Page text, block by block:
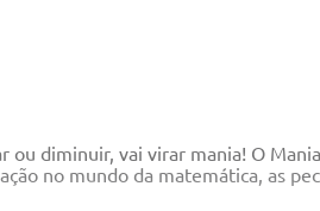
diminuir, vai virar mania! O
no mundo da matemática, as